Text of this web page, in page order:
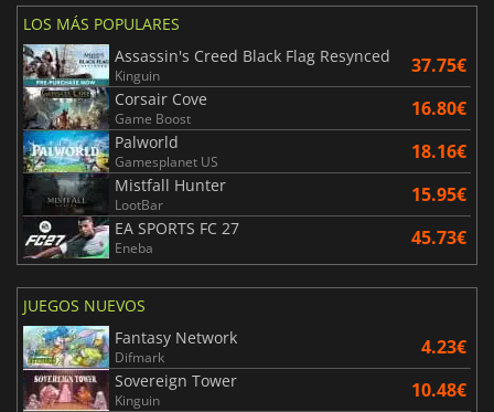
LOS MÁS POPULARES
Assassin's Creed Black Flag Resynced
Kinguin 37.75€
Corsair Cove
Game Boost 16.80€
Palworld
Gamesplanet US 18.16€
Mistfall Hunter
LootBar 15.95€
EA SPORTS FC 27
Eneba 45.73€
JUEGOS NUEVOS
Fantasy Network
Difmark 4.23€
Sovereign Tower
Kinguin 10.48€